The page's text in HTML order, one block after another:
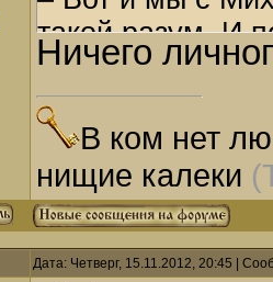
такой разум. И
Ничего
В ком нет
нищие калеки
Дата: Четверг, 15.11.2012, 20:45 |